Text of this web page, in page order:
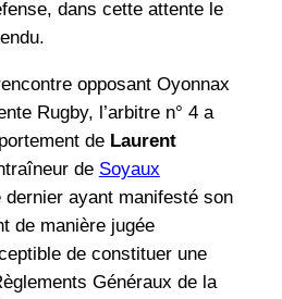
dans cette attente le
opposant Oyonnax
Rugby, l’arbitre n° 4 a
de Laurent
de Soyaux
ayant manifesté son
de manière jugée
de constituer une
Généraux de la